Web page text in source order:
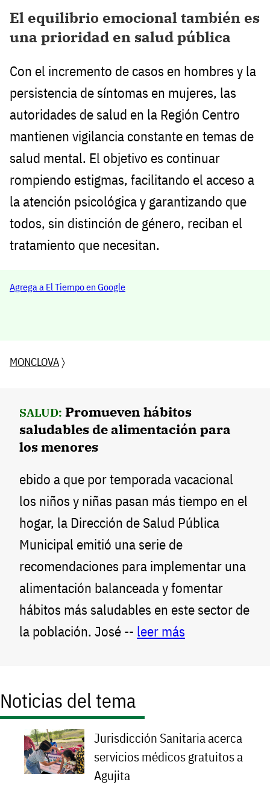
El equilibrio emocional también es
una prioridad en salud pública
Con el incremento de casos en hombres y la
persistencia de síntomas en mujeres, las
autoridades de salud en la Región Centro
mantienen vigilancia constante en temas de
salud mental. El objetivo es continuar
rompiendo estigmas, facilitando el acceso a
la atención psicológica y garantizando que
todos, sin distinción de género, reciban el
tratamiento que necesitan.
Agrega a El Tiempo en Google
MONCLOVA〉
SALUD: Promueven hábitos
saludables de alimentación para
los menores
ebido a que por temporada vacacional
los niños y niñas pasan más tiempo en el
hogar, la Dirección de Salud Pública
Municipal emitió una serie de
recomendaciones para implementar una
alimentación balanceada y fomentar
hábitos más saludables en este sector de
la población. José -- leer más
Noticias del tema
Jurisdicción Sanitaria acerca
servicios médicos gratuitos a
Agujita